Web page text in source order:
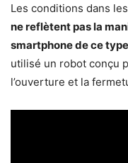
Les conditions dans
ne reflètent pas la
smartphone de ce
utilisé un robot conçu
l’ouverture et la